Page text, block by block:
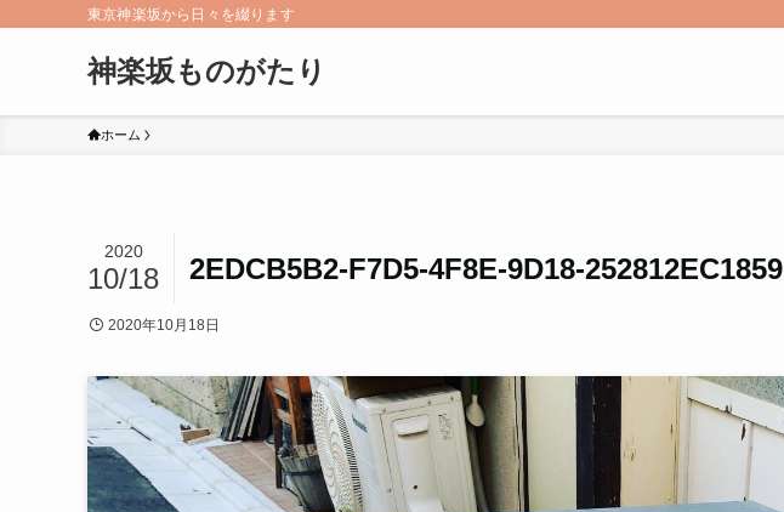
東京神楽坂から日々を綴ります
神楽坂ものがたり
ホーム
2EDCB5B2-F7D5-4F8E-9D18-252812EC1859
2020
10/18
2020年10月18日